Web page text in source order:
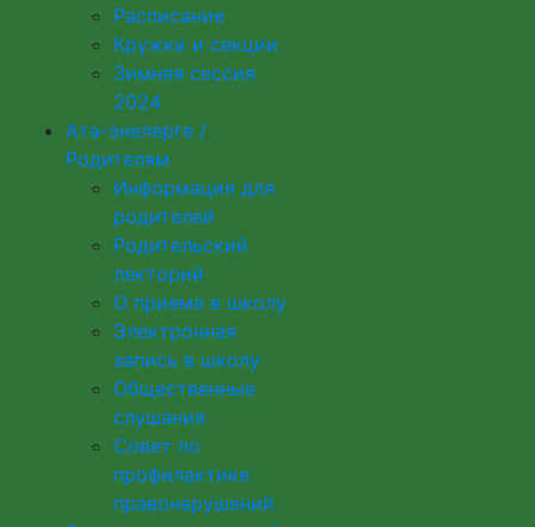
Расписание
Кружки и секции
Зимняя сессия
2024
Ата-энелерге /
Родителям
Информация для
родителей
Родительский
лекторий
О приеме в школу
Электронная
запись в школу
Общественные
слушания
Совет по
профилактике
правонарушений